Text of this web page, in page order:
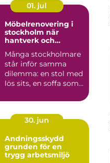
01. jul
Möbelrenovering i
stockholm när
hantverk och
Många stockholmare
står inför samma
dilemma: en stol med
lös sits, en soffa som
30. jun
Andningsskydd
grunden för en
trygg arbetsmiljö